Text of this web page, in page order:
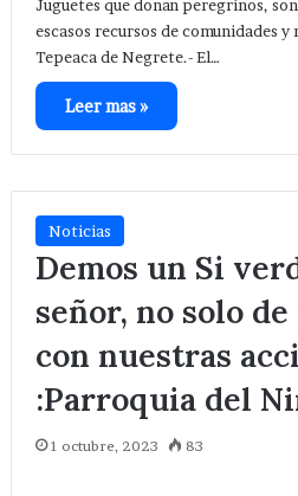
Juguetes que donan peregrinos,
escasos recursos de comunidades
Tepeaca de Negrete.- El…
Leer mas »
Noticias
Demos un Si
señor, no solo
con nuestras
:Parroquia del
1 octubre, 2023 83